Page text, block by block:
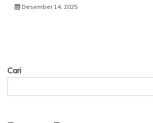
Desember 14, 2025
Cari